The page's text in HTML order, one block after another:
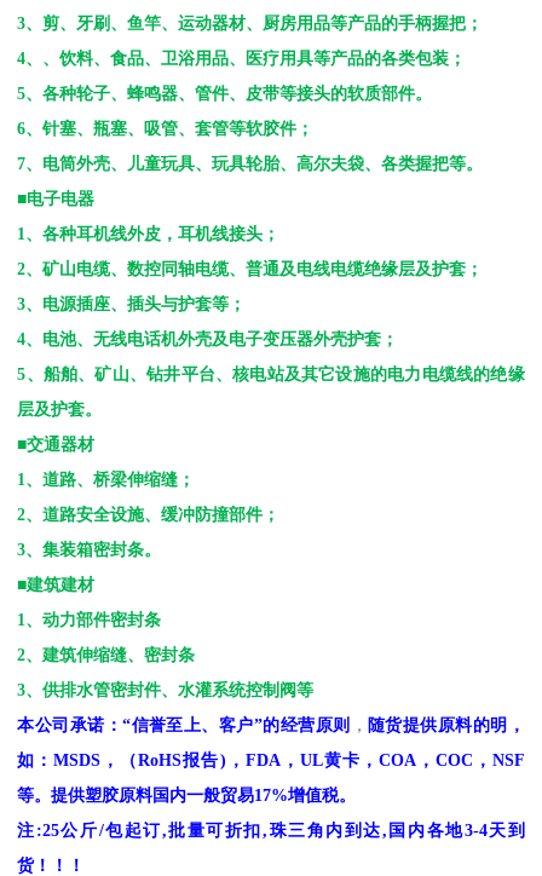
3、剪、牙刷、鱼竿、运动器材、厨房用品等产品的手柄握把；
4、、饮料、食品、卫浴用品、医疗用具等产品的各类包装；
5、各种轮子、蜂鸣器、管件、皮带等接头的软质部件。
6、针塞、瓶塞、吸管、套管等软胶件；
7、电筒外壳、儿童玩具、玩具轮胎、高尔夫袋、各类握把等。
■电子电器
1 、各种耳机线外皮，耳机线接头；
2、矿山电缆、数控同轴电缆、普通及电线电缆绝缘层及护套；
3、电源插座、插头与护套等；
4、电池、无线电话机外壳及电子变压器外壳护套；
5、船舶、矿山、钻井平台、核电站及其它设施的电力电缆线的绝缘
层及护套。
■交通器材
1 、道路、桥梁伸缩缝；
2、道路安全设施、缓冲防撞部件；
3、集装箱密封条。
■建筑建材
1 、动力部件密封条
2、建筑伸缩缝、密封条
3、供排水管密封件、水灌系统控制阀等
本公司承诺：“信誉至上、客户”的经营原则 ， 随货提供原料的明，
如：MSDS ， （RoHS报告) ， FDA ， UL黄卡， COA ， COC ， NSF
等。提供塑胶原料国内一般贸易17%增值税。
注 :25公斤/包起订,批量可折扣, 珠三角内到达, 国内各地3-4天到
货！！！